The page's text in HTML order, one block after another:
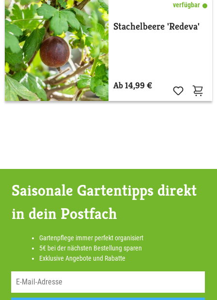
verfügbar
Stachelbeere 'Redeva'
Ab 14,99 €
Saisonale Gartentipps direkt
in dein Postfach
Gartenpflege immer perfekt organisiert
5€ bei der nächsten Bestellung sparen
Exklusive Angebote und Rabatte